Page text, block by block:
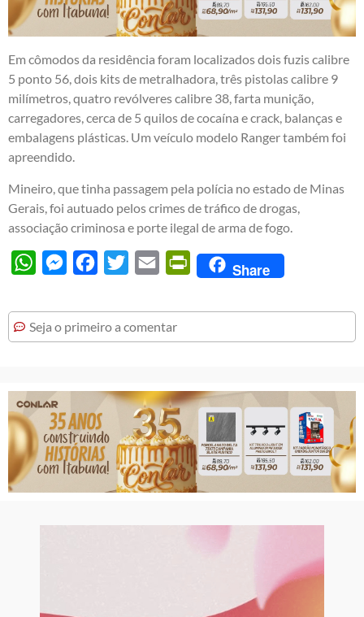
Em cômodos da residência foram localizados dois fuzis calibre
5 ponto 56, dois kits de metralhadora, três pistolas calibre 9
milímetros, quatro revólveres calibre 38, farta munição,
carregadores, cerca de 5 quilos de cocaína e crack, balanças e
embalagens plásticas. Um veículo modelo Ranger também foi
apreendido.
Mineiro, que tinha passagem pela polícia no estado de Minas
Gerais, foi autuado pelos crimes de tráfico de drogas,
associação criminosa e porte ilegal de arma de fogo.
WhatsAppMessengerFacebook
Twitter Email PrintFriendly
Share
Seja o primeiro a comentar